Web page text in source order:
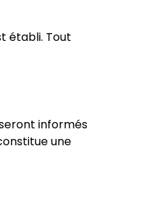
établi. Tout
informés
une